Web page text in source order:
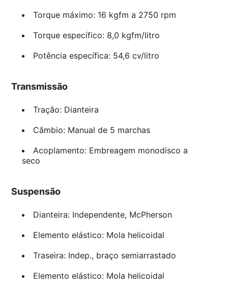
Torque máximo: 16 kgfm a 2750 rpm
Torque específico: 8,0 kgfm/litro
Potência específica: 54,6 cv/litro
Transmissão
Tração: Dianteira
Câmbio: Manual de 5 marchas
Acoplamento: Embreagem monodisco a
seco
Suspensão
Dianteira: Independente, McPherson
Elemento elástico: Mola helicoidal
Traseira: Indep., braço semiarrastado
Elemento elástico: Mola helicoidal